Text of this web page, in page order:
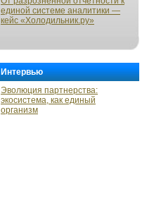
единой системе аналитики —
кейс «Холодильник.ру»
Интервью
Эволюция партнерства:
экосистема, как единый
организм